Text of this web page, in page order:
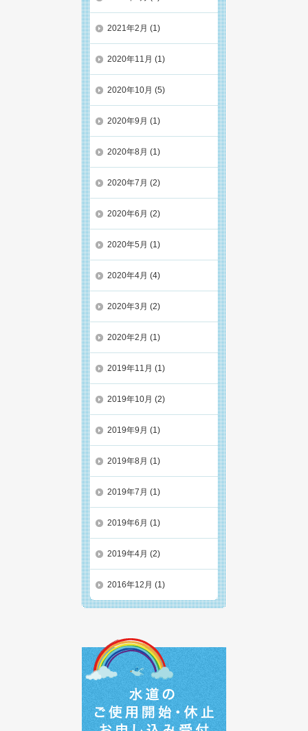
2021年2月 (1)
2020年11月 (1)
2020年10月 (5)
2020年9月 (1)
2020年8月 (1)
2020年7月 (2)
2020年6月 (2)
2020年5月 (1)
2020年4月 (4)
2020年3月 (2)
2020年2月 (1)
2019年11月 (1)
2019年10月 (2)
2019年9月 (1)
2019年8月 (1)
2019年7月 (1)
2019年6月 (1)
2019年4月 (2)
2016年12月 (1)